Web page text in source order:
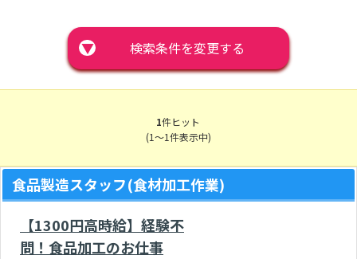
▼ 検索条件を変更する
1件ヒット
(1～1件表示中)
食品製造スタッフ(食材加工作業)
【1300円高時給】経験不
問！食品加工のお仕事